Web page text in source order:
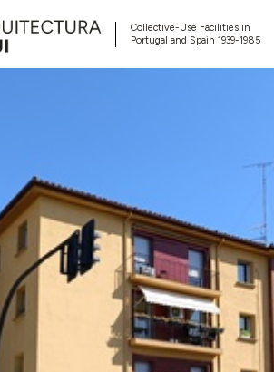
Collective-Use Facilities in
Portugal and Spain 1939-1985